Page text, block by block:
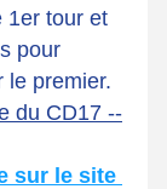
1er tour et
pour
le premier.
du CD17 --
sur le site